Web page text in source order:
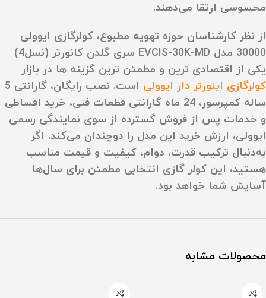
محسوسی ارتقا می‌دهند.
از نظر کارشناسان حوزه تهویه مطبوع، کولرگازی ایوولی
30000 مدل EVCIS-30K-MD سری گلدن کانورتر (نسل4)
یکی از اقتصادی‌ ترین و مطمئن‌ ترین گزینه‌ ها در بازار
کولرگازی اینورتر دار ایوولی
است. نصب رایگان، گارانتی 5
ساله کمپرسور، 24 ماه گارانتی قطعات فنی، خرید اقساطی
و خدمات پس از فروش گسترده از سوی نمایندگی رسمی
ایوولی، ارزش خرید این مدل را دوچندان می‌کند. اگر
به‌دنبال ترکیب قدرت، دوام، کیفیت و قیمت مناسب
هستید، این کولر گازی انتخابی مطمئن برای سال‌ها
آسایش شما خواهد بود.
محصولات مشابه